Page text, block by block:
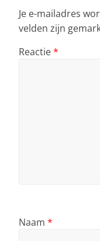
Je e-mailadres
velden zijn
Reactie*
Naam *